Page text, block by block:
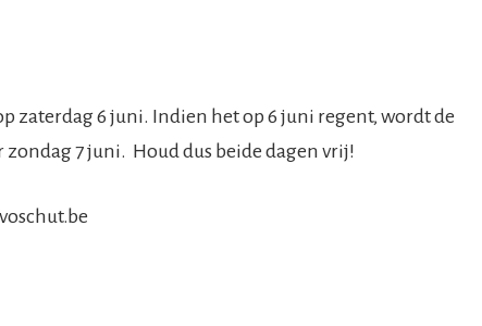
zaterdag 6 juni. Indien het op 6 juni regent, wordt de
7 juni. Houd dus beide dagen vrij!